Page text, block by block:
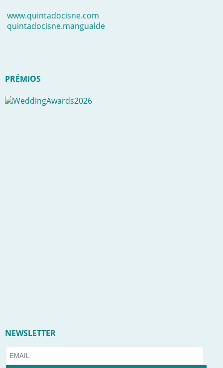
www.quintadocisne.com
quintadocisne.mangualde
PRÉMIOS
NEWSLETTER